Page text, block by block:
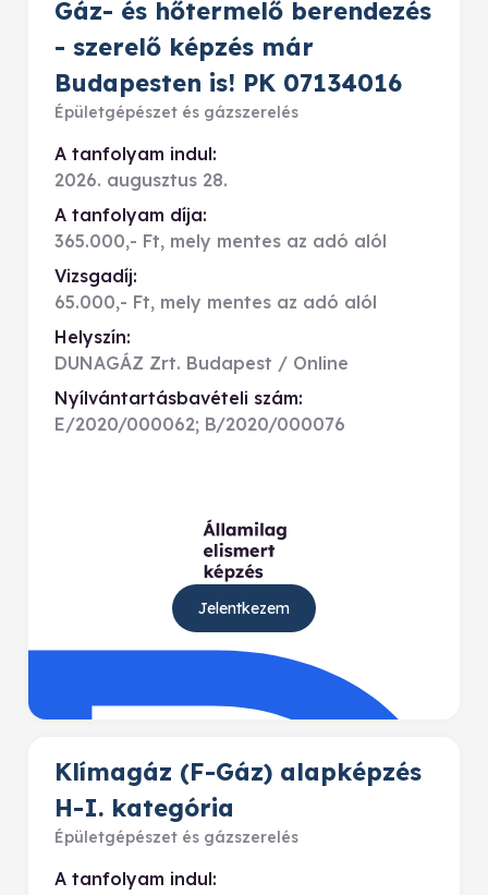
Gáz- és hőtermelő berendezés
- szerelő képzés már
Budapesten is! PK 07134016
Épületgépészet és gázszerelés
A tanfolyam indul:
2026. augusztus 28.
A tanfolyam díja:
365.000,- Ft, mely mentes az adó alól
Vizsgadíj:
65.000,- Ft, mely mentes az adó alól
Helyszín:
DUNAGÁZ Zrt. Budapest / Online
Nyílvántartásbavételi szám:
E/2020/000062; B/2020/000076
Jelentkezem
Klímagáz (F-Gáz) alapképzés
H-I. kategória
Épületgépészet és gázszerelés
A tanfolyam indul: